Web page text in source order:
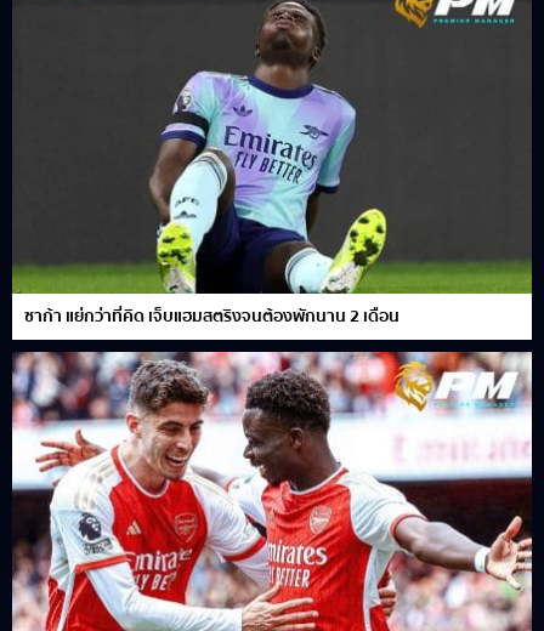
ซาก้า แย่กว่าที่คิด เจ็บแฮมสตริงจนต้องพักนาน 2 เดือน